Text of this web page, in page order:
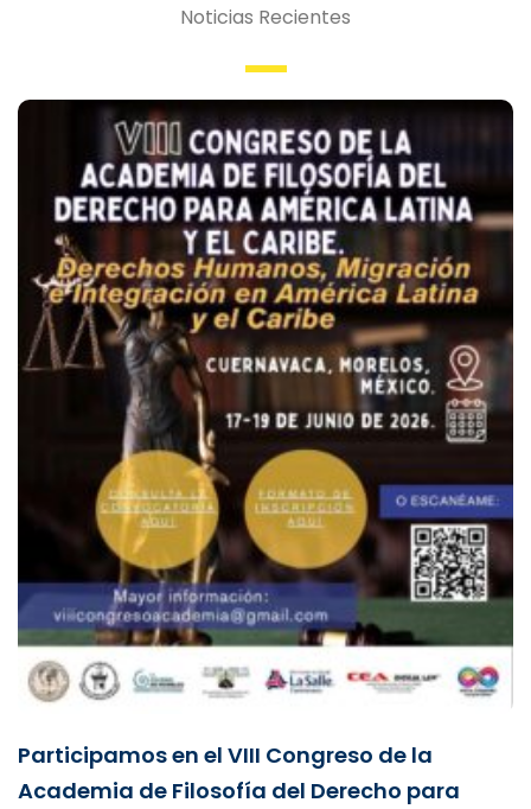
Noticias Recientes
Participamos en el VIII Congreso de la
Academia de Filosofía del Derecho para